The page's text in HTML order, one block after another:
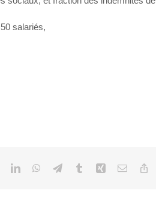
salariés,
LinkedInWhatsApp
TelegramTumblr Xing Email